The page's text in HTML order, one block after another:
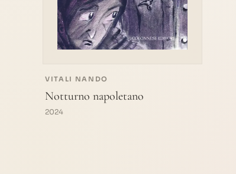
VITALI NANDO
Notturno napoletano
2024